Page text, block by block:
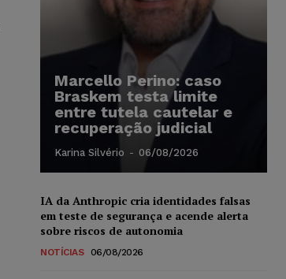
Marcello Perino: caso
Braskem testa limite
entre tutela cautelar e
recuperação judicial
Karina Silvério - 06/08/2026
IA da Anthropic cria identidades falsas
em teste de segurança e acende alerta
sobre riscos de autonomia
NOTÍCIAS 06/08/2026